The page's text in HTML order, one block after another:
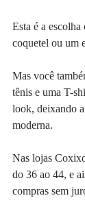
Esta é a
coquetel ou um
Mas você
tênis e uma T-
look, deixando
moderna.
Nas lojas
do 36 ao 44, e
compras sem